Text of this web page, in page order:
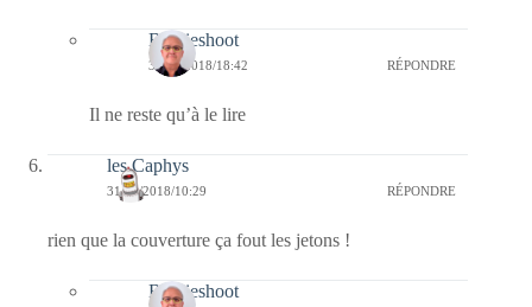
Bernieshoot
31/01/2018/18:42 RÉPONDRE
Il ne reste qu’à le lire
les Caphys
31/01/2018/10:29 RÉPONDRE
rien que la couverture ça fout les jetons !
Bernieshoot